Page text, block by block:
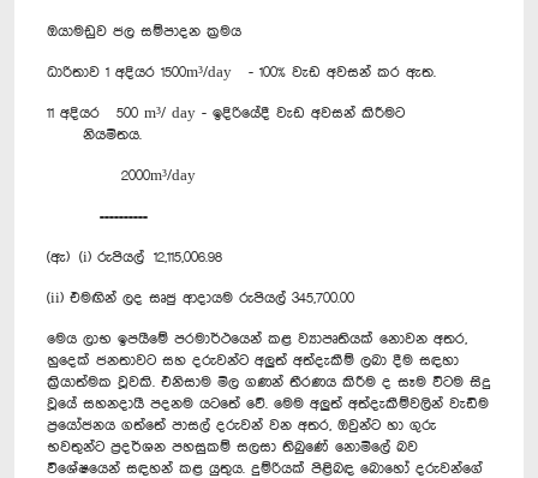
ඔයාමඩුව ජල සම්පාදන ක්‍රමය
ධාරිතාව 1 අදියර 1500m³/day - 100% වැඩ අවසන් කර ඇත.
11 අදියර 500 m³/ day - ඉදිරියේදී වැඩ අවසන් කිරීමට
නියමිතය.
2000m³/day
==========
(ඇ) (i) රුපියල් 12,115,006.98
(ii) එමඟින් ලද සෘජු ආදායම රුපියල් 345,700.00
මෙය ලාභ ඉපයීමේ පරමාර්ථයෙන් කළ ව්‍යාපෘතියක් නොවන අතර,
හුදෙක් ජනතාවට සහ දරුවන්ට අලුත් අත්දැකීම් ලබා දීම සඳහා
ක්‍රියාත්මක වූවකි. එනිසාම මිල ගණන් තීරණය කිරීම ද සෑම විටම සිදු
වූයේ සහනදායී පදනම යටතේ වේ. මෙම අලුත් අත්දැකීම්වලින් වැඩිම
ප්‍රයෝජනය ගත්තේ පාසල් දරුවන් වන අතර, ඔවුන්ට හා ගුරු
භවතුන්ට ප්‍රදර්ශන පහසුකම් සලසා තිබුණේ නොමිලේ බව
විශේෂයෙන් සඳහන් කළ යුතුය. දුම්රියක් පිළිබඳ බොහෝ දරුවන්ගේ